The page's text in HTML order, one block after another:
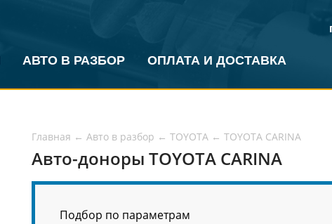
АВТО В РАЗБОР
ОПЛАТА И ДОСТАВКА
Главная ← Авто в разбор ← TOYOTA ← TOYOTA CARINA
Авто-доноры TOYOTA CARINA
Подбор по параметрам